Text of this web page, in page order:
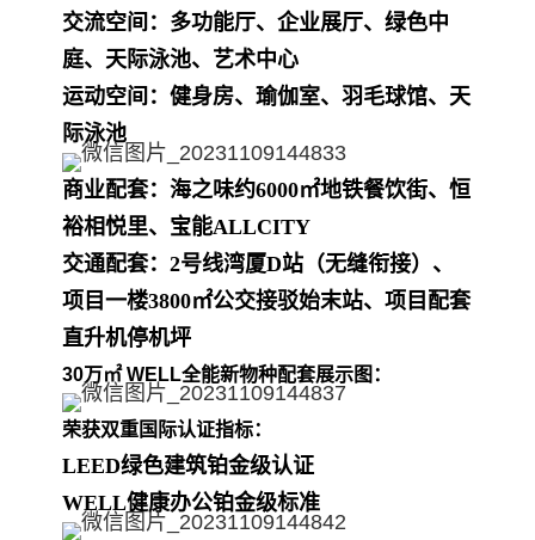
交流空间：多功能厅、企业展厅、绿色中
庭、天际泳池、艺术中心
运动空间：健身房、瑜伽室、羽毛球馆、天
际泳池
商业配套： 海之味约6000㎡地铁餐饮街、恒
裕相悦里、宝能ALLCITY
交通配套： 2号线湾厦D站（无缝衔接）、
项目一楼3800㎡公交接驳始末站、项目配套
直升机停机坪
30万㎡ WELL全能新物种配套展示图：
荣获双重国际认证指标：
LEED绿色建筑铂金级认证
WELL健康办公铂金级标准